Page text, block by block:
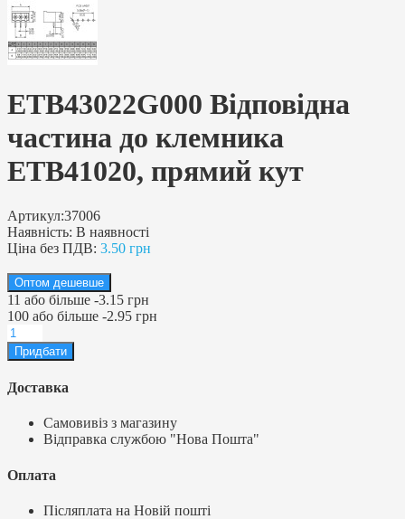
ETB43022G000 Відповідна
частина до клемника
ETB41020, прямий кут
Артикул:37006
Наявність: В наявності
Ціна без ПДВ: 3.50 грн
Оптом дешевше
11 або більше -3.15 грн
100 або більше -2.95 грн
Доставка
Самовивіз з магазину
Відправка службою "Нова Пошта"
Оплата
Післяплата на Новій пошті